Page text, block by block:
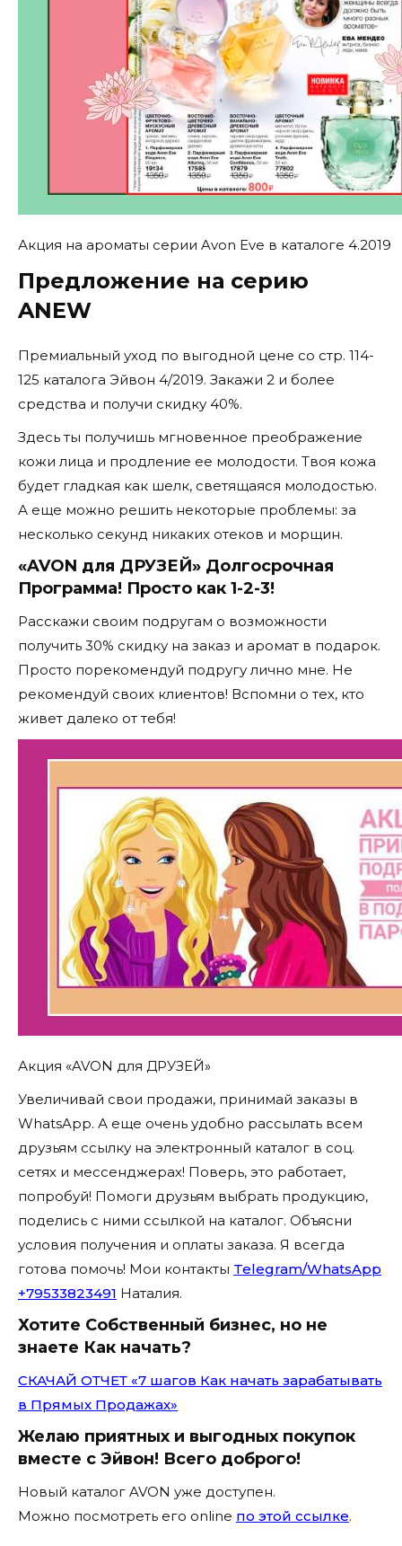
Акция на ароматы серии Avon Eve в каталоге 4.2019
Предложение на серию
ANEW
Премиальный уход по выгодной цене со стр. 114-
125 каталога Эйвон 4/2019. Закажи 2 и более
средства и получи скидку 40%.
Здесь ты получишь мгновенное преображение
кожи лица и продление ее молодости. Твоя кожа
будет гладкая как шелк, светящаяся молодостью.
А еще можно решить некоторые проблемы: за
несколько секунд никаких отеков и морщин.
«AVON для ДРУЗЕЙ» Долгосрочная
Программа! Просто как 1-2-3!
Расскажи своим подругам о возможности
получить 30% скидку на заказ и аромат в подарок.
Просто порекомендуй подругу лично мне. Не
рекомендуй своих клиентов! Вспомни о тех, кто
живет далеко от тебя!
Акция «AVON для ДРУЗЕЙ»
Увеличивай свои продажи, принимай заказы в
WhatsApp. А еще очень удобно рассылать всем
друзьям ссылку на электронный каталог в соц.
сетях и мессенджерах! Поверь, это работает,
попробуй! Помоги друзьям выбрать продукцию,
поделись с ними ссылкой на каталог. Объясни
условия получения и оплаты заказа. Я всегда
готова помочь! Мои контакты Telegram/WhatsApp
+79533823491 Наталия.
Хотите Собственный бизнес, но не
знаете Как начать?
СКАЧАЙ ОТЧЕТ «7 шагов Как начать зарабатывать
в Прямых Продажах»
Желаю приятных и выгодных покупок
вместе с Эйвон! Всего доброго!
Новый каталог AVON уже доступен.
Можно посмотреть его online по этой ссылке.